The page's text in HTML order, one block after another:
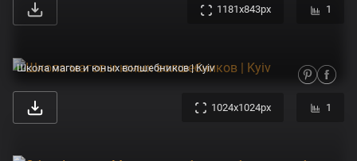
1181x843px 1
Школа магов и юных волшебников | Kyiv
1024x1024px 1